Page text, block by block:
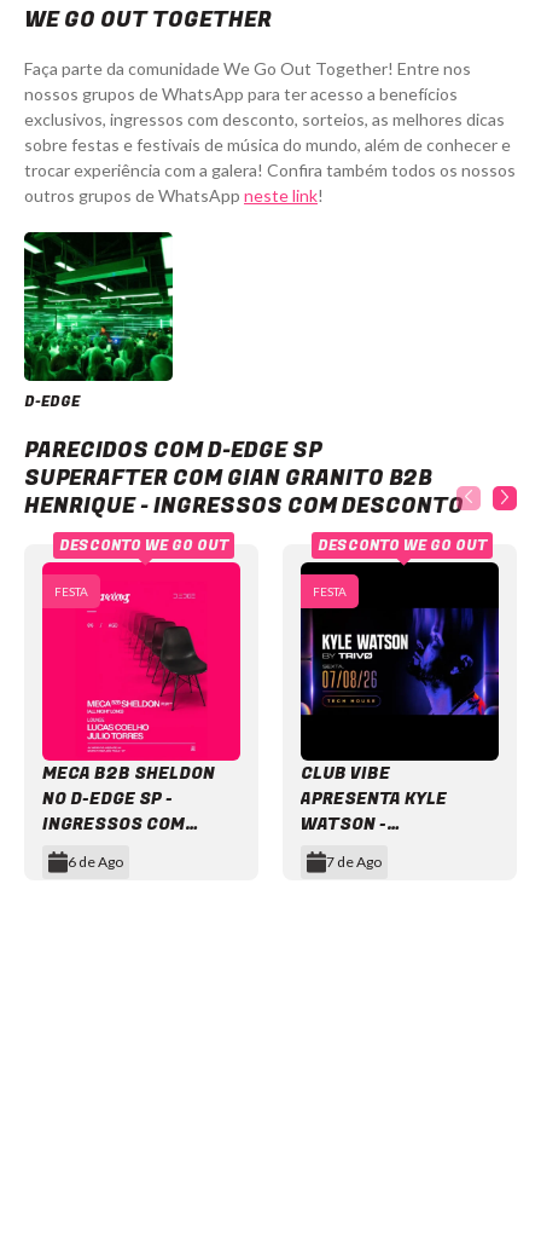
WE GO OUT TOGETHER
Faça parte da comunidade We Go Out Together! Entre nos
nossos grupos de WhatsApp para ter acesso a benefícios
exclusivos, ingressos com desconto, sorteios, as melhores dicas
sobre festas e festivais de música do mundo, além de conhecer e
trocar experiência com a galera! Confira também todos os nossos
outros grupos de WhatsApp neste link!
D-EDGE
PARECIDOS COM D-EDGE SP
SUPERAFTER COM GIAN GRANITO B2B
HENRIQUE - INGRESSOS COM DESCONTO
FESTA
MECA B2B SHELDON
NO D-EDGE SP -
INGRESSOS COM
DESCONTO
6 de Ago
DESCONTO WE GO OUT
FESTA
CLUB VIBE
APRESENTA KYLE
WATSON -
INGRESSOS COM
DESCONTO
7 de Ago
DESCONTO WE GO OUT